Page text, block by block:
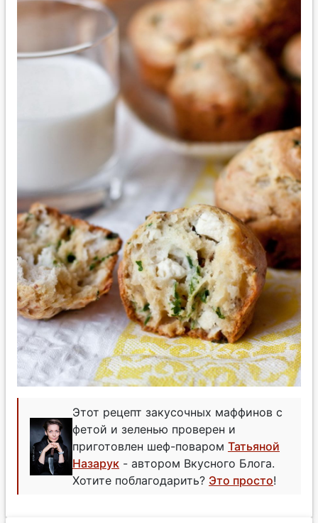
Этот рецепт закусочных маффинов с
фетой и зеленью проверен и
приготовлен шеф-поваром Татьяной
Назарук - автором Вкусного Блога.
Хотите поблагодарить? Это просто!